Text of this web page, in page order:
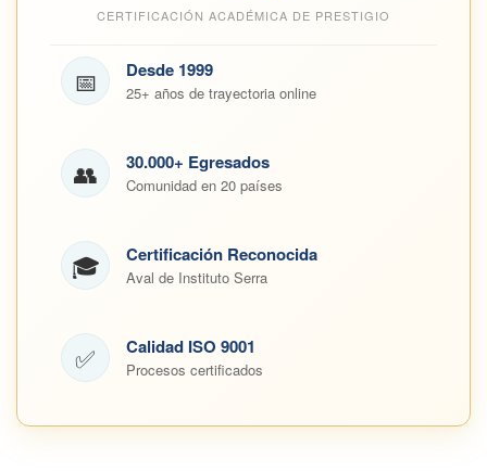
CERTIFICACIÓN ACADÉMICA DE PRESTIGIO
📅 Desde 1999
25+ años de trayectoria online
👥 30.000+ Egresados
Comunidad en 20 países
🎓 Certificación Reconocida
Aval de Instituto Serra
✅ Calidad ISO 9001
Procesos certificados